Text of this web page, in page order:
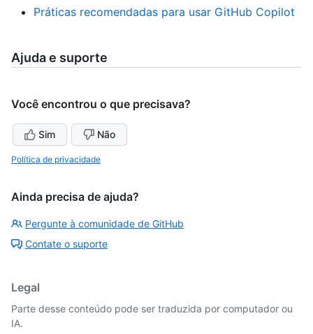
Práticas recomendadas para usar GitHub Copilot
Ajuda e suporte
Você encontrou o que precisava?
Sim Não
Política de privacidade
Ainda precisa de ajuda?
Pergunte à comunidade de GitHub
Contate o suporte
Legal
Parte desse conteúdo pode ser traduzida por computador ou
IA.